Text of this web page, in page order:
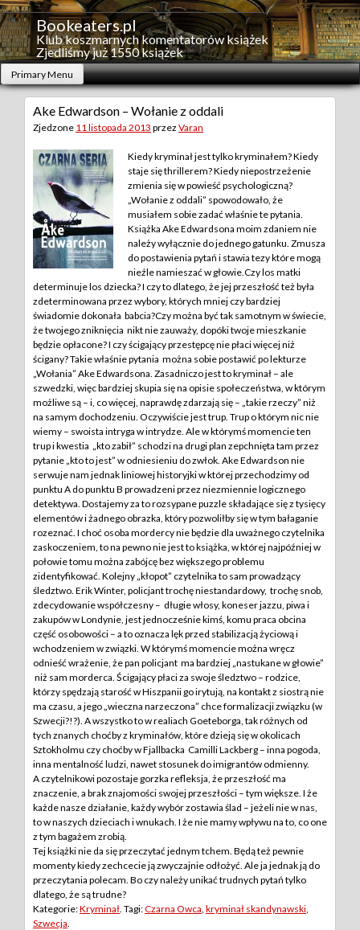
Skip
to
content
Bookeaters.pl
Klub koszmarnych komentatorów książek
Zjedliśmy już 1550 książek
Primary Menu
Ake Edwardson – Wołanie z oddali
Zjedzone 11 listopada 2013 przez Varan
Kiedy kryminał jest tylko kryminałem? Kiedy
staje się thrillerem? Kiedy niepostrzeżenie
zmienia się w powieść psychologiczną?
„Wołanie z oddali” spowodowało, że
musiałem sobie zadać właśnie te pytania.
Książka Ake Edwardsona moim zdaniem nie
należy wyłącznie do jednego gatunku. Zmusza
do postawienia pytań i stawia tezy które mogą
nieźle namieszać w głowie.Czy los matki
determinuje los dziecka? I czy to dlatego, że jej przeszłość też była
zdeterminowana przez wybory, których mniej czy bardziej
świadomie dokonała babcia?Czy można być tak samotnym w świecie,
że twojego zniknięcia nikt nie zauważy, dopóki twoje mieszkanie
będzie opłacone? I czy ścigający przestępcę nie płaci więcej niż
ścigany? Takie właśnie pytania można sobie postawić po lekturze
„Wołania” Ake Edwardsona. Zasadniczo jest to kryminał – ale
szwedzki, więc bardziej skupia się na opisie społeczeństwa, w którym
możliwe są – i, co więcej, naprawdę zdarzają się – „takie rzeczy” niż
na samym dochodzeniu. Oczywiście jest trup. Trup o którym nic nie
wiemy – swoista intryga w intrydze. Ale w którymś momencie ten
trup i kwestia „kto zabił” schodzi na drugi plan zepchnięta tam przez
pytanie „kto to jest” w odniesieniu do zwłok. Ake Edwardson nie
serwuje nam jednak liniowej historyjki w której przechodzimy od
punktu A do punktu B prowadzeni przez niezmiennie logicznego
detektywa. Dostajemy za to rozsypane puzzle składające się z tysięcy
elementów i żadnego obrazka, który pozwoliłby się w tym bałaganie
rozeznać. I choć osoba mordercy nie będzie dla uważnego czytelnika
zaskoczeniem, to na pewno nie jest to książka, w której najpóźniej w
połowie tomu można zabójcę bez większego problemu
zidentyfikować. Kolejny „kłopot” czytelnika to sam prowadzący
śledztwo. Erik Winter, policjant trochę niestandardowy, trochę snob,
zdecydowanie współczesny – długie włosy, koneser jazzu, piwa i
zakupów w Londynie, jest jednocześnie kimś, komu praca obcina
część osobowości – a to oznacza lęk przed stabilizacją życiową i
wchodzeniem w związki. W którymś momencie można wręcz
odnieść wrażenie, że pan policjant ma bardziej „nastukane w głowie”
niż sam morderca. Ścigający płaci za swoje śledztwo – rodzice,
którzy spędzają starość w Hiszpanii go irytują, na kontakt z siostrą nie
ma czasu, a jego „wieczna narzeczona” chce formalizacji związku (w
Szwecji?!?). A wszystko to w realiach Goeteborga, tak różnych od
tych znanych choćby z kryminałów, które dzieją się w okolicach
Sztokholmu czy choćby w Fjallbacka Camilli Lackberg – inna pogoda,
inna mentalność ludzi, nawet stosunek do imigrantów odmienny.
A czytelnikowi pozostaje gorzka refleksja, że przeszłość ma
znaczenie, a brak znajomości swojej przeszłości – tym większe. I że
każde nasze działanie, każdy wybór zostawia ślad – jeżeli nie w nas,
to w naszych dzieciach i wnukach. I że nie mamy wpływu na to, co one
z tym bagażem zrobią.
Tej książki nie da się przeczytać jednym tchem. Będą też pewnie
momenty kiedy zechcecie ją zwyczajnie odłożyć. Ale ja jednak ją do
przeczytania polecam. Bo czy należy unikać trudnych pytań tylko
dlatego, że są trudne?
Kategorie:Kryminał . Tagi:Czarna Owca kryminał skandynawski
Szwecja